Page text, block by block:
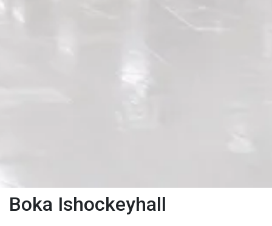
Boka Ishockeyhall